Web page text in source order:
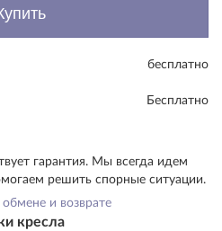
кресла
бесплатно
Бесплатно
гарантия. Мы всегда идем
решить спорные ситуации.
и возврате